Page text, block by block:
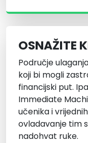
OSNAŽITE
Područje
koji bi mogli
financijski put.
Immediate
učenika i
ovladavanje tim
nadohvat ruke.